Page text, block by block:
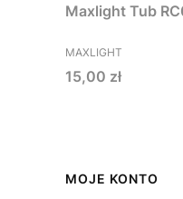
Maxlight Tub
PRODUCENT
MAXLIGHT
Cena
15,00 zł
Linki w
MOJE KONTO